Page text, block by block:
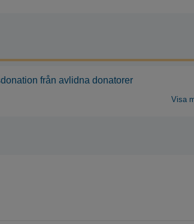
från avlidna donatorer
Visa